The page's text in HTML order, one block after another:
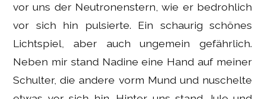
vor uns der Neutronenstern, wie er bedrohlich
vor sich hin pulsierte. Ein schaurig schönes
Lichtspiel, aber auch ungemein gefährlich.
Neben mir stand Nadine eine Hand auf meiner
Schulter, die andere vorm Mund und nuschelte